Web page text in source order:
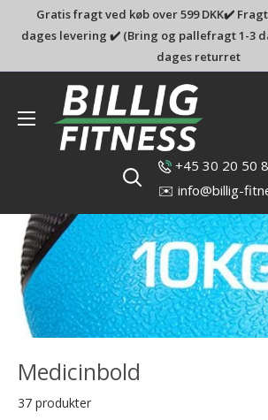
Gratis fragt ved køb over 599 DKK✔️
dages levering ✔️ (Bring og pallefragt 1-3
dages returret
Billig-
fitness.dk
+45 30 20 50
✉️ info@billig-
Medicinbold
37 produkter